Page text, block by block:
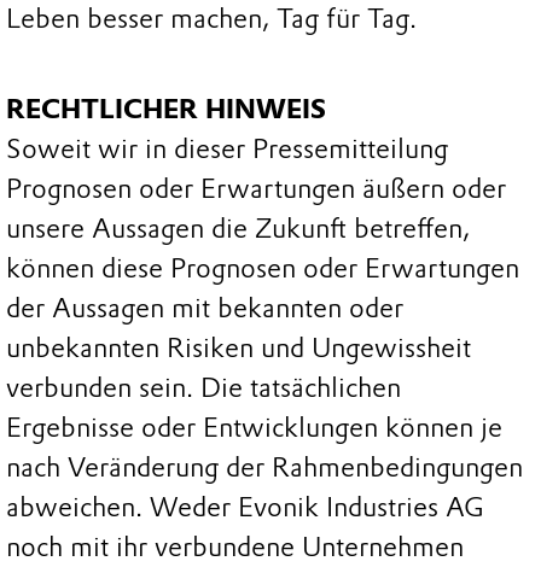
Leben besser machen, Tag für Tag.
RECHTLICHER HINWEIS
Soweit wir in dieser Pressemitteilung
Prognosen oder Erwartungen äußern oder
unsere Aussagen die Zukunft betreffen,
können diese Prognosen oder Erwartungen
der Aussagen mit bekannten oder
unbekannten Risiken und Ungewissheit
verbunden sein. Die tatsächlichen
Ergebnisse oder Entwicklungen können je
nach Veränderung der Rahmenbedingungen
abweichen. Weder Evonik Industries AG
noch mit ihr verbundene Unternehmen